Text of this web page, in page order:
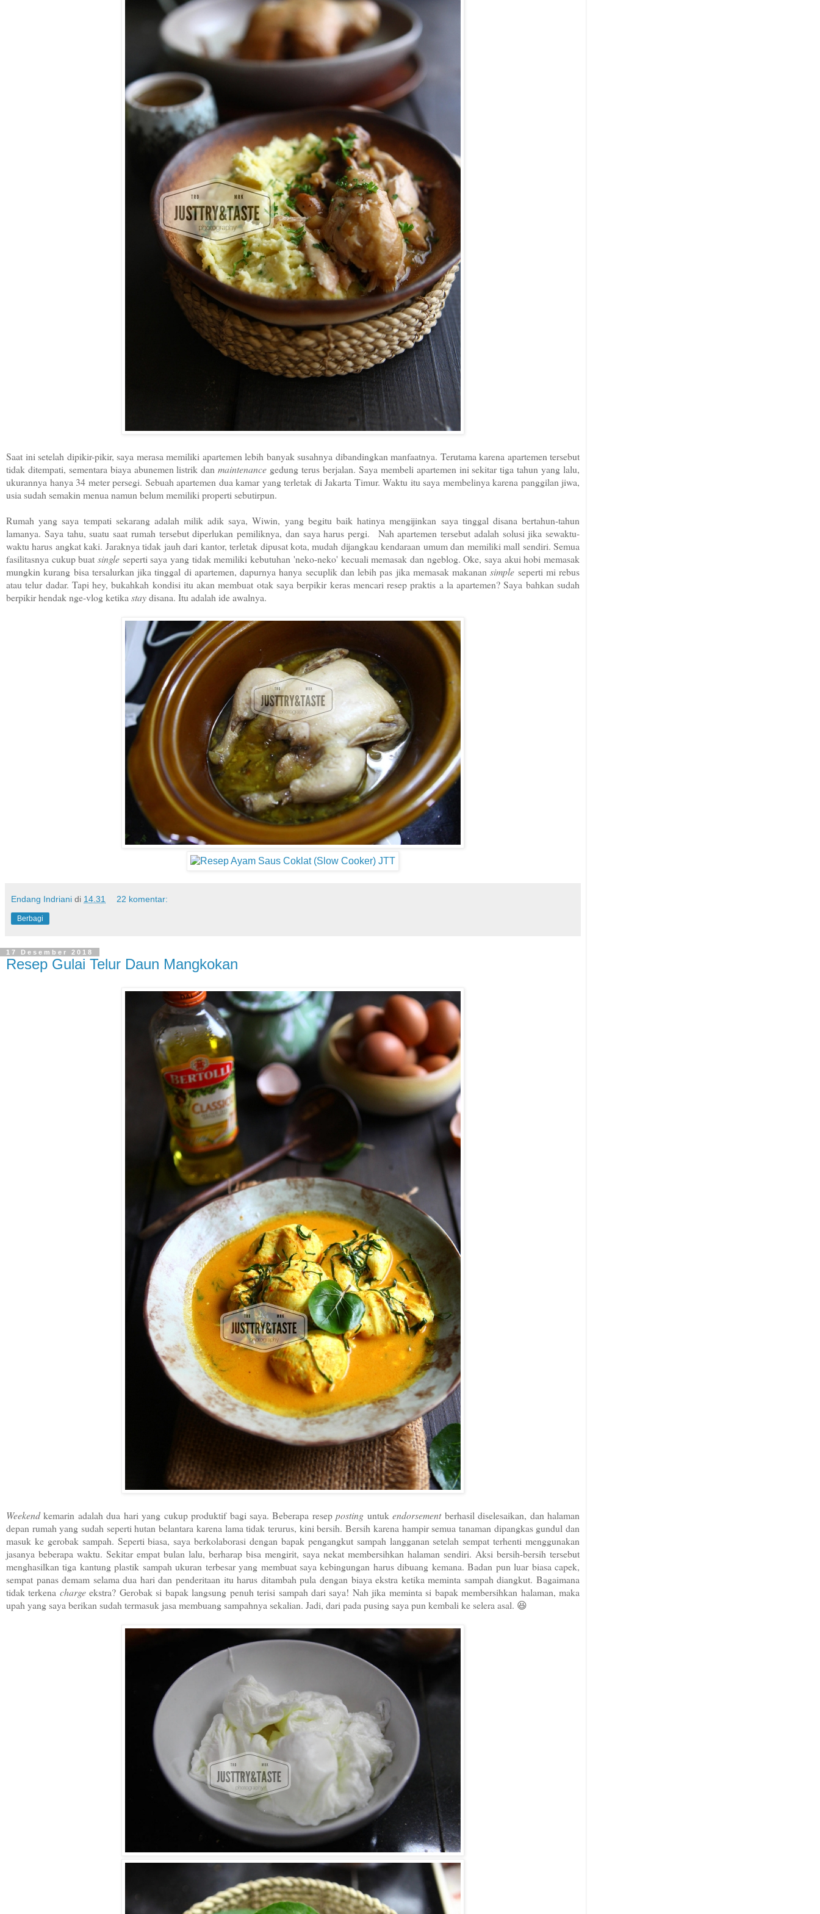
Saat ini setelah dipikir-pikir, saya merasa memiliki apartemen lebih banyak susahnya dibandingkan manfaatnya. Terutama karena apartemen tersebut
tidak ditempati, sementara biaya abunemen listrik danmaintenance gedung terus berjalan. Saya membeli apartemen ini sekitar tiga tahun yang lalu,
ukurannya hanya 34 meter persegi. Sebuah apartemen dua kamar yang terletak di Jakarta Timur. Waktu itu saya membelinya karena panggilan jiwa,
usia sudah semakin menua namun belum memiliki properti sebutirpun.
Rumah yang saya tempati sekarang adalah milik adik saya, Wiwin, yang begitu baik hatinya mengijinkan saya tinggal disana bertahun-tahun
lamanya. Saya tahu, suatu saat rumah tersebut diperlukan pemiliknya, dan saya harus pergi. Nah apartemen tersebut adalah solusi jika sewaktu-
waktu harus angkat kaki. Jaraknya tidak jauh dari kantor, terletak dipusat kota, mudah dijangkau kendaraan umum dan memiliki mall sendiri. Semua
fasilitasnya cukup buatsingle seperti saya yang tidak memiliki kebutuhan 'neko-neko' kecuali memasak dan ngeblog. Oke, saya akui hobi memasak
mungkin kurang bisa tersalurkan jika tinggal di apartemen, dapurnya hanya secuplik dan lebih pas jika memasak makanansimple seperti mi rebus
atau telur dadar. Tapi hey, bukahkah kondisi itu akan membuat otak saya berpikir keras mencari resep praktis a la apartemen? Saya bahkan sudah
berpikir hendak nge-vlog ketika staydisana. Itu adalah ide awalnya.
Endang Indriani di 14.31 22 komentar:
Berbagi
17 Desember 2018
Resep Gulai Telur Daun Mangkokan
Weekendkemarin adalah dua hari yang cukup produktif bagi saya. Beberapa resepposting untukendorsementberhasil diselesaikan, dan halaman
depan rumah yang sudah seperti hutan belantara karena lama tidak terurus, kini bersih. Bersih karena hampir semua tanaman dipangkas gundul dan
masuk ke gerobak sampah. Seperti biasa, saya berkolaborasi dengan bapak pengangkut sampah langganan setelah sempat terhenti menggunakan
jasanya beberapa waktu. Sekitar empat bulan lalu, berharap bisa mengirit, saya nekat membersihkan halaman sendiri. Aksi bersih-bersih tersebut
menghasilkan tiga kantung plastik sampah ukuran terbesar yang membuat saya kebingungan harus dibuang kemana. Badan pun luar biasa capek,
sempat panas demam selama dua hari dan penderitaan itu harus ditambah pula dengan biaya ekstra ketika meminta sampah diangkut. Bagaimana
tidak terkena chargeekstra? Gerobak si bapak langsung penuh terisi sampah dari saya! Nah jika meminta si bapak membersihkan halaman, maka
upah yang saya berikan sudah termasuk jasa membuang sampahnya sekalian. Jadi, dari pada pusing saya pun kembali ke selera asal. 😆